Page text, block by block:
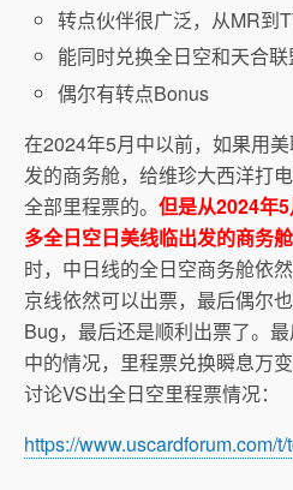
转点伙伴很广泛，从MR到
能同时兑换全日空和天合
偶尔有转点Bonus
在2024年5月中以前，如果用
发的商务舱，给维珍大西洋打
全部里程票的。 但是从2024年
多全日空日美线临出发的商务
时，中日线的全日空商务舱依
京线依然可以出票，最后偶尔
Bug，最后还是顺利出票了。
中的情况，里程票兑换瞬息万
讨论VS出全日空里程票情况：
https://www.uscardforum.com/